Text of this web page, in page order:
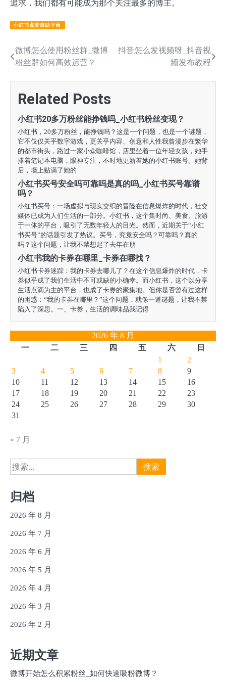
追求，我们都有可能成为那个关注最多的博主。
小红书点赞自助平台
文
章
航
微博怎么使用粉丝群_微博
粉丝群如何高效运营？
抖音怎么发视频呀_抖音视
频发布教程
Related Posts
小红书20多万粉丝能挣钱吗_小红书粉丝变现？
小红书，20多万粉丝，能挣钱吗？这是一个问题，也是一个谜题，
它不仅仅关乎数字游戏，更关乎内容、创意和人性我曾漫步在繁华
的都市街头，路过一家小众咖啡馆，店里坐着一位年轻女孩，她手
捧着笔记本电脑，眼神专注，不时地更新着她的小红书账号。她背
后，墙上贴满了她的
小红书买号安全吗可靠吗是真的吗_小红书买号靠谱
吗？
小红书买号：一场虚拟与现实交织的冒险在信息爆炸的时代，社交
媒体已成为人们生活的一部分。小红书，这个集时尚、美食、旅游
于一体的平台，吸引了无数年轻人的目光。然而，近期关于“小红
书买号”的话题引发了热议。买号，究竟安全吗？可靠吗？真的
吗？这个问题，让我不禁想起了去年在朋
小红书我的卡券在哪里_卡券在哪找？
小红书卡券迷踪：我的卡券去哪儿了？在这个信息爆炸的时代，卡
券似乎成了我们生活中不可或缺的小确幸。而小红书，这个以分享
生活点滴为主的平台，也成了卡券的聚集地。但你是否曾有过这样
的困惑：“我的卡券在哪里？”这个问题，就像一道谜题，让我不禁
陷入了深思。一、卡券，生活的调味品我记得
2026 年 8 月
一
二 三 四 五 六
日
1
2
3
4 5 6 7 8
9
10
11 12 13 14 15
16
17
18 19 20 21 22
23
24
25 26 27 28 29
30
31
« 7 月
搜
索：
归档
2026 年 8 月
2026 年 7 月
2026 年 6 月
2026 年 5 月
2026 年 4 月
2026 年 3 月
2026 年 2 月
近期文章
微博开始怎么积累粉丝_如何快速吸粉微博？